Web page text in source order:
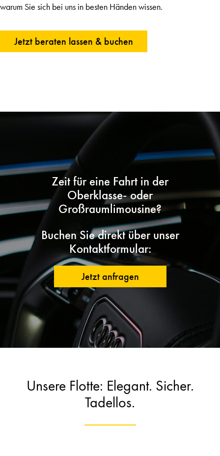
warum Sie sich bei uns in besten Händen wissen.
Jetzt beraten lassen & buchen
Zeit für eine Fahrt in der
Oberklasse- oder
Großraumlimousine?
Buchen Sie direkt über unser
Kontaktformular:
Jetzt anfragen
Unsere Flotte: Elegant. Sicher.
Tadellos.